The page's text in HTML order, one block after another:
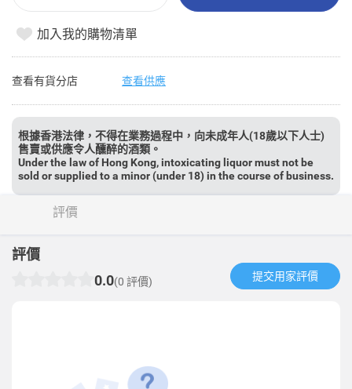
加入我的購物清單
查看有貨分店 查看供應
根據香港法律，不得在業務過程中，向未成年人(18歲以下人士)
售賣或供應令人醺醉的酒類。
Under the law of Hong Kong, intoxicating liquor must not be
sold or supplied to a minor (under 18) in the course of business.
評價
評價
0.0(0 評價) 提交用家評價​